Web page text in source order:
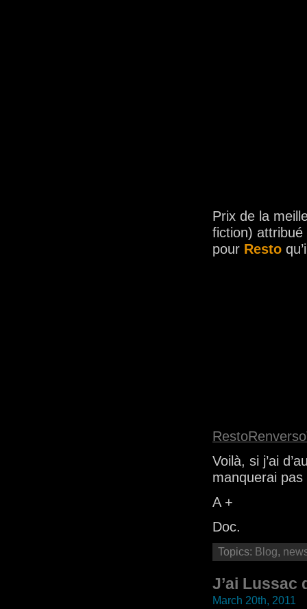
Prix de la
fiction)
pour Resto
Voilà, si j’ai
manquerai
A +
Doc.
Topics: Blog,
J’ai
March 20th, 2011